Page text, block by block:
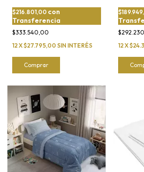
$333.540,00
$216.801,00 con
Transferencia
12X$27.795,00 SIN INTERÉS
Comprar
12X